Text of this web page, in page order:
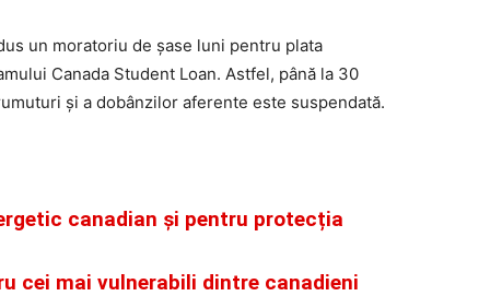
un moratoriu de șase luni pentru plata
Canada Student Loan. Astfel, până la 30
și a dobânzilor aferente este suspendată.
canadian și pentru protecția
cei mai vulnerabili dintre canadieni